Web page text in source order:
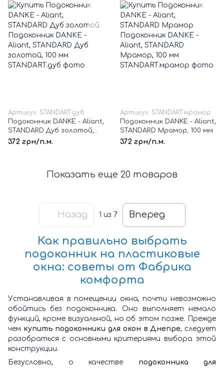
Артикул: STANDART.дуб
Подоконник DANKE - Aliant,
STANDARD Дуб золотой,
100 мм
372 грн/п.м.
Артикул: STANDART.мрамор
Подоконник DANKE - Aliant,
STANDARD Мрамор, 100 мм
372 грн/п.м.
Показать еще 20 товаров
Назад 1 из 7 Вперед
Как правильно выбрать
подоконник на пластиковые
окна: советы от Фабрика
комфорта
Устанавливая в помещении окна, почти невозможно
обойтись без подоконника. Оно выполняет немало
функций, кроме визуальной, но об этом позже. Прежде
чем купить подоконники для окон в Днепре, следует
разобраться с основными критериями выбора этой
конструкции.
Безусловно, о качестве подоконника для